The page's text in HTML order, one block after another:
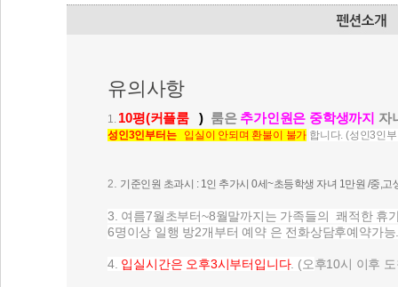
유의사항
1. 10평(커플룸 ) 룸은 추가인원은 중학생까지 자
성인3인부터는 입실이 안되며 환불이 불가 합니다. (성인3인
2 기준인원 초과시 : 1인 추가시 0세~초등학생 자녀 1만원 /중,
3. 여름7월초부터~8월말까지는 가족들의 쾌적한 휴
6명이상 일행 방2개부터 예약 은 전화상담후예약가
4. 입실시간은 오후3시부터입니다. (오후10시 이후